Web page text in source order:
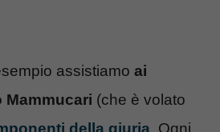
assistiamo ai
Mammucari (che è volato
della giuria. Ogni